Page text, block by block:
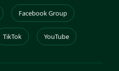
Facebook Group
TikTok YouTube